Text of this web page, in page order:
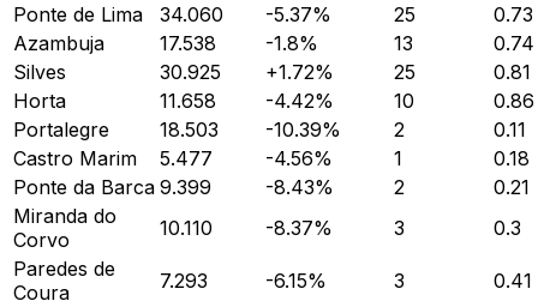
Ponte de Lima
34.060 -5.37% 25
0.73
Azambuja
17.538 -1.8% 13
0.74
Silves
30.925 +1.72% 25
0.81
Horta
11.658 -4.42% 10
0.86
Portalegre
18.503 -10.39% 2
0.11
Castro Marim
5.477 -4.56% 1
0.18
Ponte da Barca 9.399 -8.43% 2
0.21
Miranda do
Corvo
10.110 -8.37% 3
0.3
Paredes de
Coura
7.293 -6.15% 3
0.41